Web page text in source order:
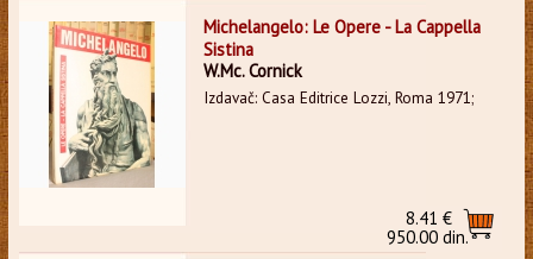
Michelangelo: Le Opere - La Cappella
Sistina
W.Mc. Cornick
Izdavač: Casa Editrice Lozzi, Roma 1971;
8.41 €
950.00 din.